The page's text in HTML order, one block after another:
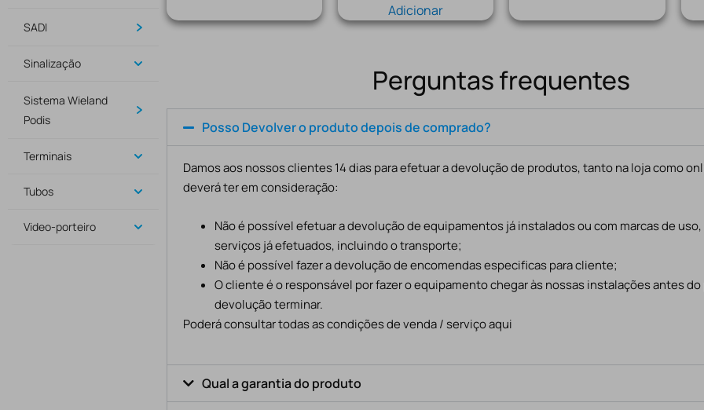
SADI
Sinalização
Sistema Wieland
Podis
Terminais
Tubos
Video-porteiro
Adicionar
Perguntas frequentes
Posso Devolver o produto depois de comprado?
Damos aos nossos clientes 14 dias para efetuar a devolução de produtos, tanto na loja como
deverá ter em consideração:
Não é possível efetuar a devolução de equipamentos já instalados ou com marcas de
serviços já efetuados, incluindo o transporte;
Não é possível fazer a devolução de encomendas especificas para cliente;
O cliente é o responsável por fazer o equipamento chegar às nossas instalações antes
devolução terminar.
Poderá consultar todas as condições de venda / serviço aqui
Qual a garantia do produto